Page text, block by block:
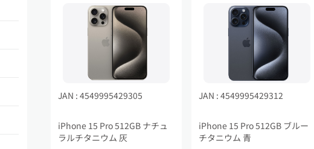
JAN : 4549995429305
iPhone 15 Pro 512GB ナチュ
ラルチタニウム 灰
JAN : 4549995429312
iPhone 15 Pro 512GB ブルー
チタニウム 青